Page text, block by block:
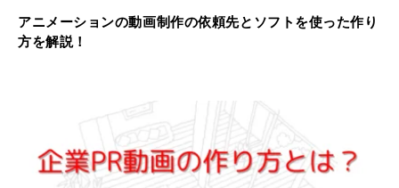
アニメーションの動画制作の依頼先とソフトを使った作り
方を解説！